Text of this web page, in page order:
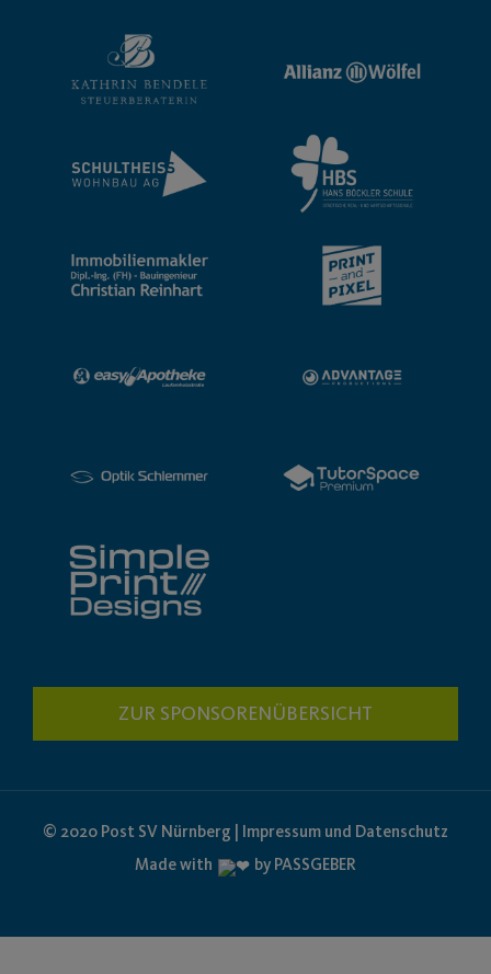
ZUR SPONSORENÜBERSICHT
© 2020 Post SV Nürnberg | Impressum und Datenschutz
Made with
by PASSGEBER